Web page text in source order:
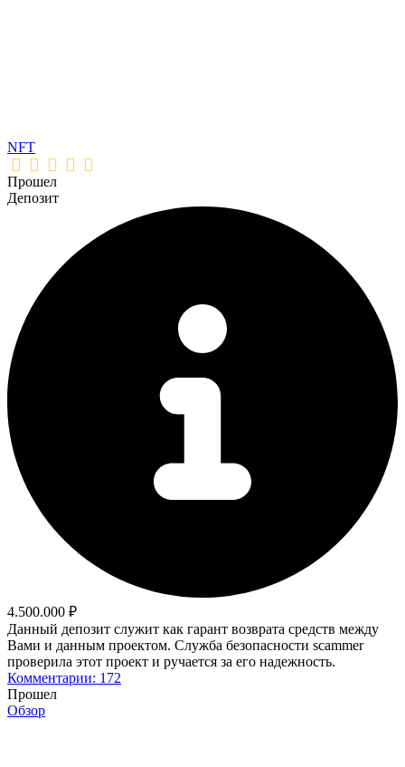
NFT
Прошел
Депозит
4.500.000 ₽
Данный депозит служит как гарант возврата средств между
Вами и данным проектом. Служба безопасности scammer
проверила этот проект и ручается за его надежность.
Комментарии: 172
Прошел
Обзор